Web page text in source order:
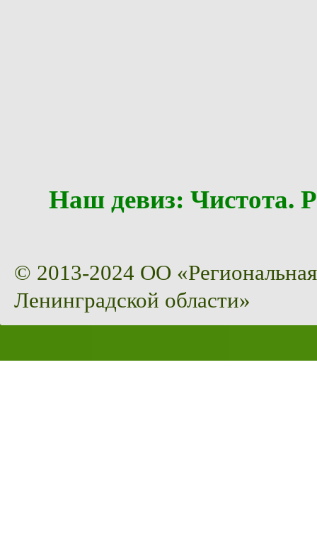
Наш девиз:
© 2013-2024 ОО
Ленинградской области»